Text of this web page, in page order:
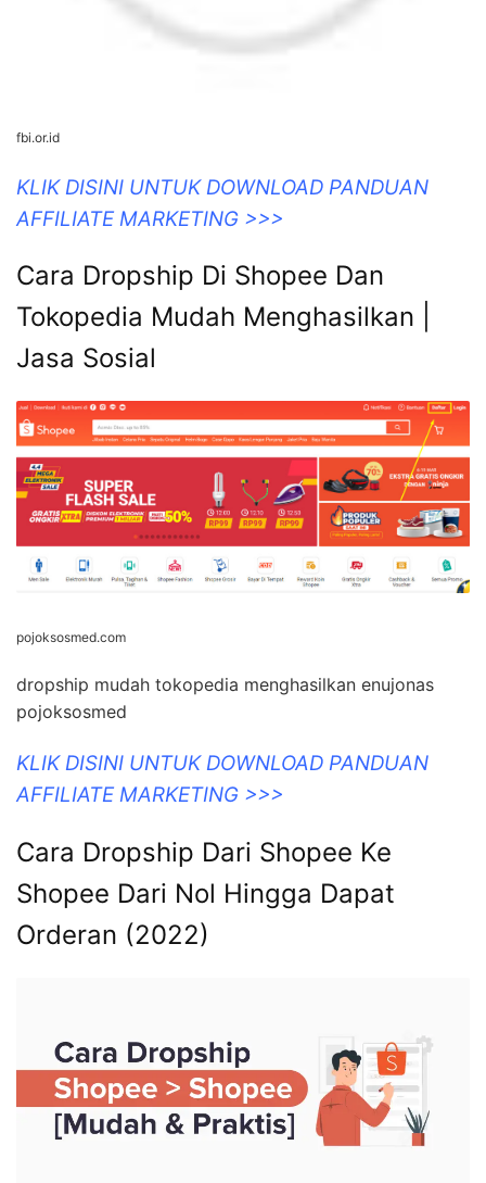
fbi.or.id
KLIK DISINI UNTUK DOWNLOAD PANDUAN
AFFILIATE MARKETING >>>
Cara Dropship Di Shopee Dan
Tokopedia Mudah Menghasilkan |
Jasa Sosial
pojoksosmed.com
dropship mudah tokopedia menghasilkan enujonas
pojoksosmed
KLIK DISINI UNTUK DOWNLOAD PANDUAN
AFFILIATE MARKETING >>>
Cara Dropship Dari Shopee Ke
Shopee Dari Nol Hingga Dapat
Orderan (2022)